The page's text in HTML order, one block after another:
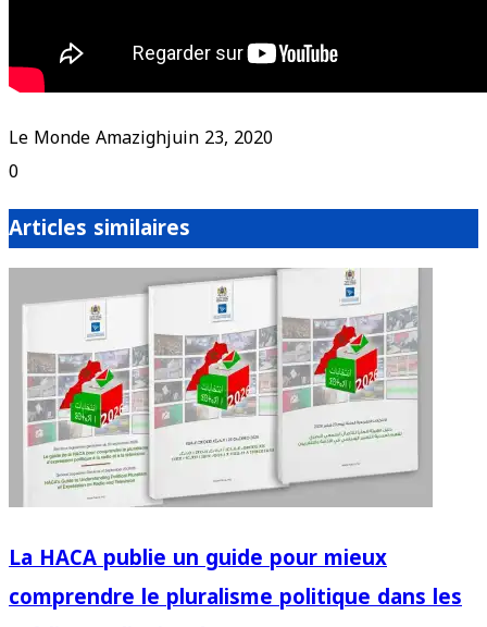
Le Monde Amazighjuin 23, 2020
0
Articles similaires
La HACA publie un guide pour mieux
comprendre le pluralisme politique dans les